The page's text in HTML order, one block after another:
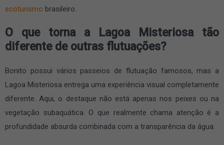
ecoturismo brasileiro.
O que torna a Lagoa Misteriosa tão
diferente de outras flutuações?
Bonito possui vários passeios de flutuação famosos, mas a
Lagoa Misteriosa entrega uma experiência visual completamente
diferente. Aqui, o destaque não está apenas nos peixes ou na
vegetação subaquática. O que realmente chama atenção é a
profundidade absurda combinada com a transparência da água.